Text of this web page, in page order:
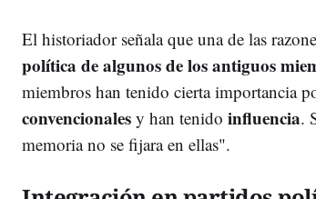
El historiador señala que una de las
política de algunos de los antiguos
miembros han tenido cierta importancia
convencionales y han tenido influencia.
memoria no se fijara en ellas".